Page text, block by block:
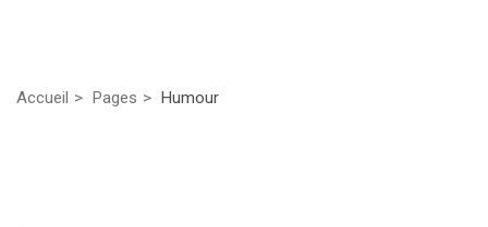
Accueil Pages Humour